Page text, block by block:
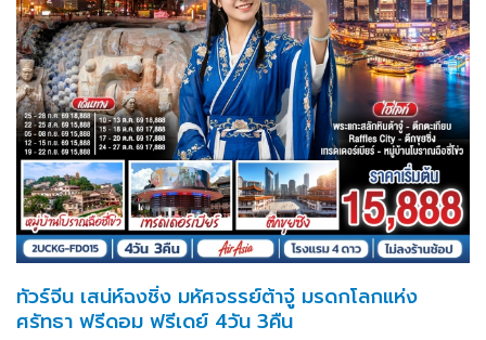
หนานหนิง
11 โปรแกรม
ฮาร์บิน
55 โปรแกรม
คุนหมิง
66 โปรแกรม
เจิ้งโจว
2 โปรแกรม
ชิงเต่า
71 โปรแกรม
เซินเจิ้น
4 โปรแกรม
เทียนสิน
2 โปรแกรม
ไหหลำ
4 โปรแกรม
ทัวร์จีน เสน่ห์ฉงชิ่ง มหัศจรรย์ต้าจู๋ มรดกโลกแห่ง
ศรัทธา ฟรีดอม ฟรีเดย์ 4วัน 3คืน